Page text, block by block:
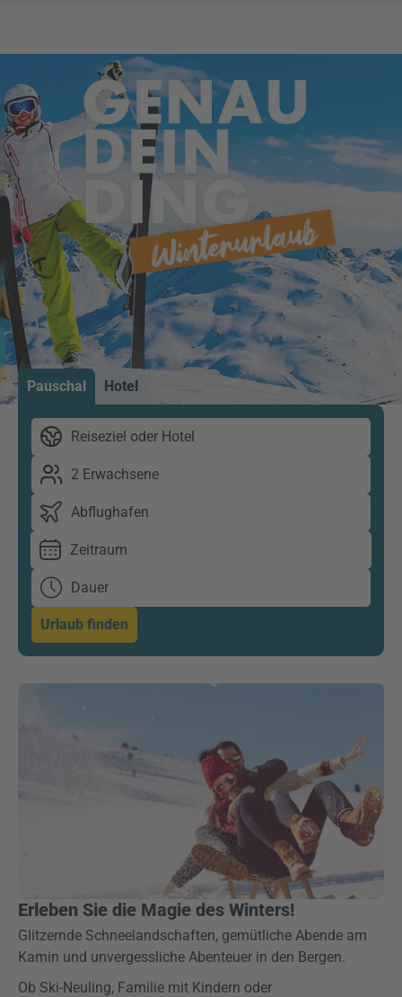
Pauschal Hotel
Reiseziel oder Hotel
2 Erwachsene
Abflughafen
Zeitraum
Dauer
Urlaub finden
Erleben Sie die Magie des Winters!
Glitzernde Schneelandschaften, gemütliche Abende am
Kamin und unvergessliche Abenteuer in den Bergen.
Ob Ski-Neuling, Familie mit Kindern oder